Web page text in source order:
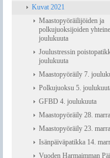
Kuvat 2021
Maastopyöräilijöiden ja
polkujuoksijoiden
joulukuuta
Joulustressin
joulukuuta
Maastopyöräily 7.
Polkujuoksu 5.
GFBD 4. joulukuuta
Maastopyöräily 28.
Maastopyöräily 23.
Isänpäiväpatikka 14.
Vuoden Harmaimman